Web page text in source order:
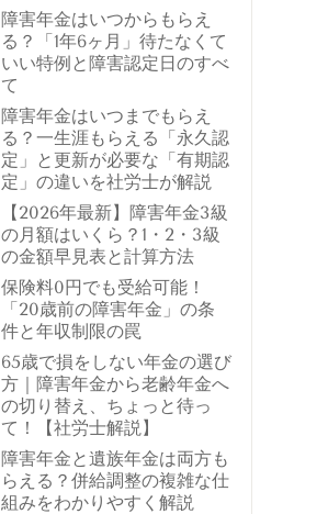
障害年金はいつからもらえ
る？「1年6ヶ月」待たなくて
いい特例と障害認定日のすべ
て
障害年金はいつまでもらえ
る？一生涯もらえる「永久認
定」と更新が必要な「有期認
定」の違いを社労士が解説
【2026年最新】障害年金3級
の月額はいくら？1・2・3級
の金額早見表と計算方法
保険料0円でも受給可能！
「20歳前の障害年金」の条
件と年収制限の罠
65歳で損をしない年金の選び
方｜障害年金から老齢年金へ
の切り替え、ちょっと待っ
て！【社労士解説】
障害年金と遺族年金は両方も
らえる？併給調整の複雑な仕
組みをわかりやすく解説